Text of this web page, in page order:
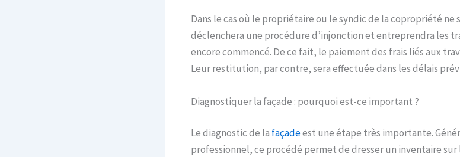
Dans le cas où le propriétaire ou le syndic de la copropriété ne
déclenchera une procédure d’injonction et entreprendra les
encore commencé. De ce fait, le paiement des frais liés aux
Leur restitution, par contre, sera effectuée dans les délais
Diagnostiquer la façade : pourquoi est-ce important ?
Le diagnostic de la façadeest une étape très importante.
professionnel, ce procédé permet de dresser un inventaire sur